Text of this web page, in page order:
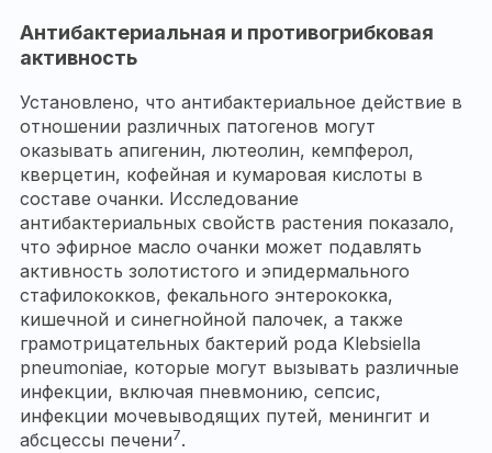
Антибактериальная и противогрибковая
активность
Установлено, что антибактериальное действие в
отношении различных патогенов могут
оказывать апигенин, лютеолин, кемпферол,
кверцетин, кофейная и кумаровая кислоты в
составе очанки. Исследование
антибактериальных свойств растения показало,
что эфирное масло очанки может подавлять
активность золотистого и эпидермального
стафилококков, фекального энтерококка,
кишечной и синегнойной палочек, а также
грамотрицательных бактерий рода Klebsiella
pneumoniae, которые могут вызывать различные
инфекции, включая пневмонию, сепсис,
инфекции мочевыводящих путей, менингит и
абсцессы печени7.